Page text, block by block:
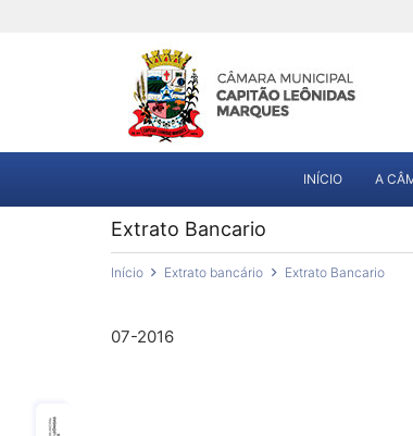
INÍCIO A
Extrato Bancario
Início Extrato bancário Extrato Bancario
07-2016